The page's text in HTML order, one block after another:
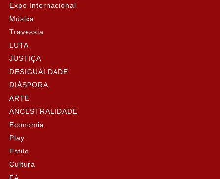
Expo Internacional
Música
Travessia
LUTA
JUSTIÇA
DESIGUALDADE
DIÁSPORA
ARTE
ANCESTRALIDADE
Economia
Play
Estilo
Cultura